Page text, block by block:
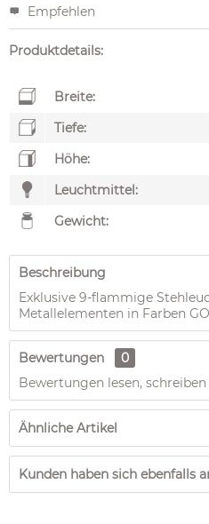
Empfehlen
Produktdetails:
Breite:
Tiefe:
Höhe:
Leuchtmittel:
Gewicht:
Beschreibung
Exklusive 9-flammige
Metallelementen in Farben
Bewertungen
0
Bewertungen lesen,
Ähnliche Artikel
Kunden haben sich ebenfalls